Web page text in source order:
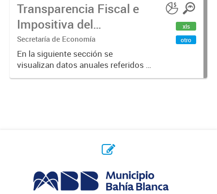
Transparencia Fiscal e
Impositiva del
Municipio. Año 2023
Secretaría de Economía
En la siguiente sección se
visualizan datos anuales referidos a
la transparencia fiscal e impositiva
xls
otro